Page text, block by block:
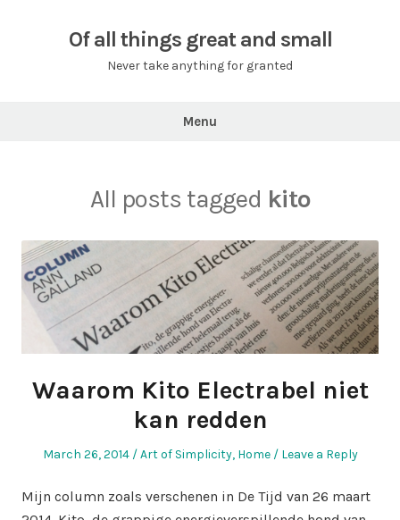
Of all things great and small
Never take anything for granted
Menu
All posts tagged kito
Waarom Kito Electrabel niet
kan redden
Posted
March 26, 2014
Posted
Art of Simplicity, Home Leave a Reply
Mijn column zoals verschenen in De Tijd van 26 maart